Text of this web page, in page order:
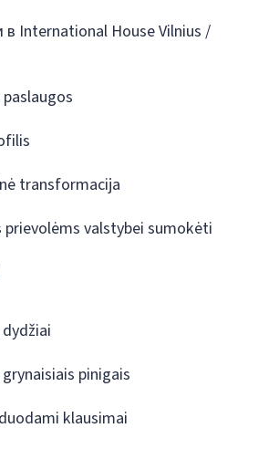
в International House Vilnius /
transformacija
prievolėms valstybei sumokėti
pinigais
klausimai